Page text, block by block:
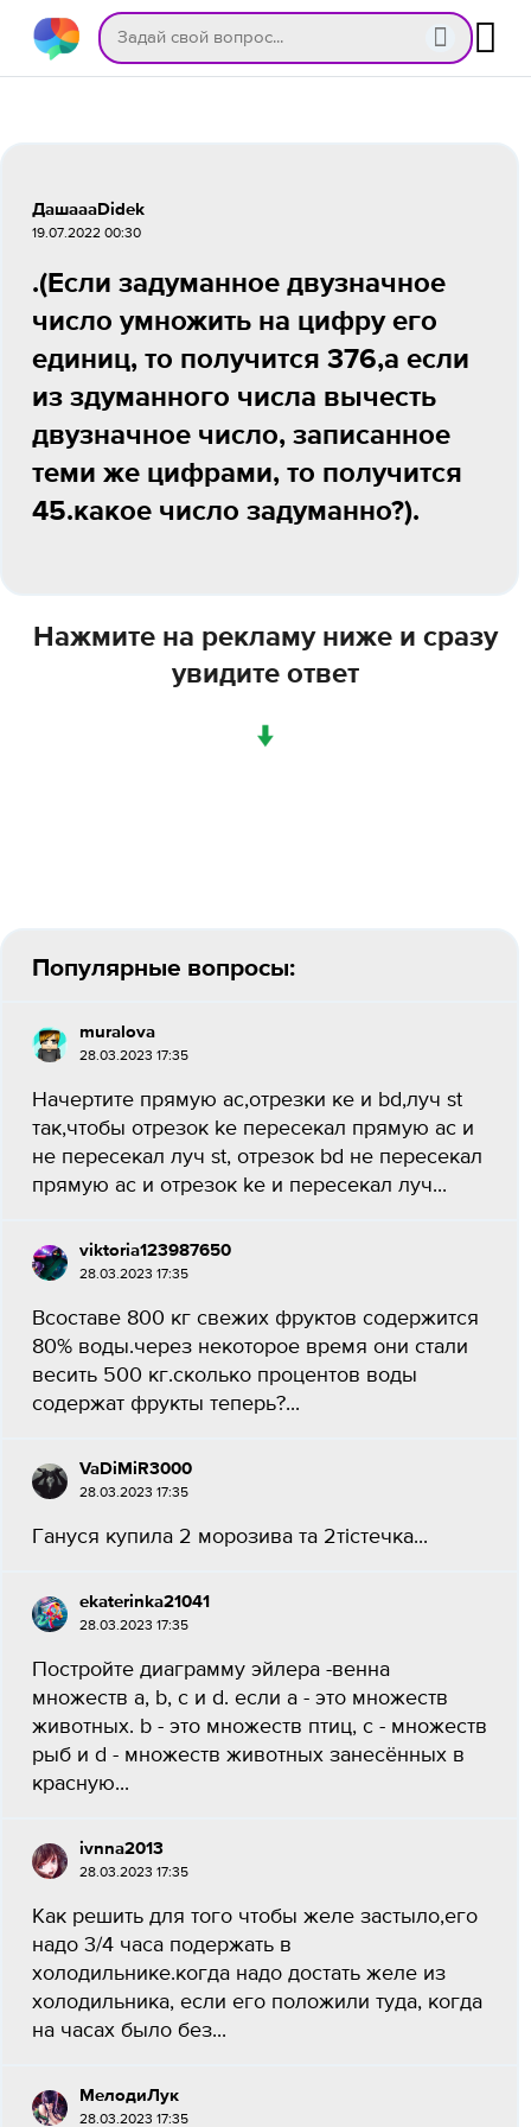
ДашаааDidek
19.07.2022 00:30
.(Если задуманное двузначное
число умножить на цифру его
единиц, то получится 376,а если
из здуманного числа вычесть
двузначное число, записанное
теми же цифрами, то получится
45.какое число задуманно?).
Нажмите на рекламу ниже и сразу
увидите ответ
↓
Популярные вопросы:
muralova
28.03.2023 17:35
Начертите прямую ас,отрезки ке и bd,луч st
так,чтобы отрезок ke пересекал прямую ac и
не пересекал луч st, отрезок bd не пересекал
прямую ac и отрезок ke и пересекал луч...
viktoria123987650
28.03.2023 17:35
Всоставе 800 кг свежих фруктов содержится
80% воды.через некоторое время они стали
весить 500 кг.сколько процентов воды
содержат фрукты теперь?...
VaDiMiR3000
28.03.2023 17:35
Гануся купила 2 морозива та 2тістечка...
ekaterinka21041
28.03.2023 17:35
Постройте диаграмму эйлера -венна
множеств a, b, c и d. если a - это множеств
животных. b - это множеств птиц, c - множеств
рыб и d - множеств животных занесённых в
красную...
ivnna2013
28.03.2023 17:35
Как решить для того чтобы желе застыло,его
надо 3/4 часа подержать в
холодильнике.когда надо достать желе из
холодильника, если его положили туда, когда
на часах было без...
МелодиЛук
28.03.2023 17:35